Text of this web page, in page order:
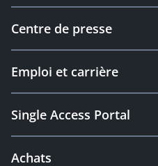
Centre de presse
Emploi et carrière
Single Access Portal
Achats